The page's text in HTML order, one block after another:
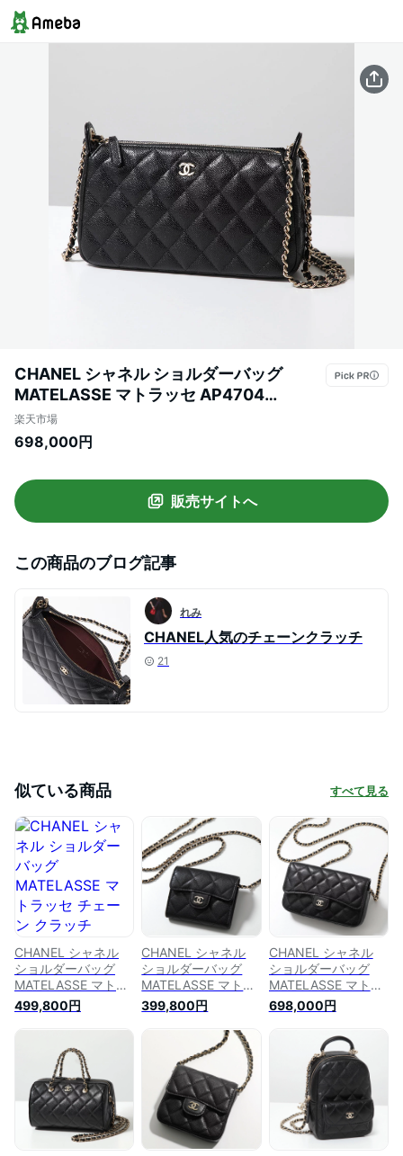
CHANEL シャネル ショルダーバッグ
MATELASSE マトラッセ AP4704
B10583 レディース キャビアスキン レザ
ー チェーン クラッチ ポシェット ココマー
楽天市場
698,000円
販売サイトへ
この商品のブログ記事
れみ
CHANEL人気のチェーンクラッチ
21
似ている商品 すべて見る
CHANEL シャネル
ショルダーバッグ
MATELASSE マトラ
ッセ チェーン クラ
ッチ AP4000
B10583 レディース
キャビアスキン ポシ
ェット ココマーク
ロゴ 鞄 C3906
499,800円
CHANEL シャネル
ショルダーバッグ
MATELASSE マトラ
ッセ AP0238
B10583 レディース
レザー チェーンウォ
レット ポシェット
ココマーク ロゴ 鞄
C3906
399,800円
CHANEL シャネル
ショルダーバッグ
MATELASSE マトラ
ッセ AP2096
B10583 レディース
チェーンウォレット
フォンケース キャビ
アスキン ココマーク
鞄 C3906
698,000円